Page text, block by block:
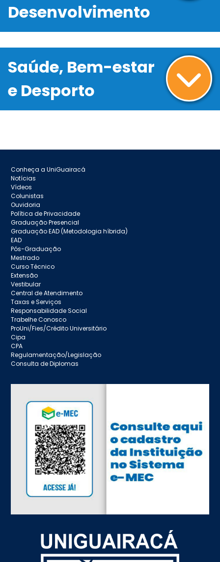
Desenvolvimento
Saúde, Bem-estar
e Desporto
Conheça a UniGuairacá
Notícias
Vídeos
Colunistas
Ouvidoria
Política de Privacidade
Graduação Presencial
Graduação EAD (Metodologia híbrida)
EAD
Pós-Graduação
Mestrado
Curso Técnico
Extensão
Vestibular
Central de Atendimento
Taxas e Serviços
Responsabilidade Social
Trabelhe Conosco
ProUni/Fies/Crédito Universitário
Cipa
CPA
Regulamentação/Legislação
Consulta de Diplomas